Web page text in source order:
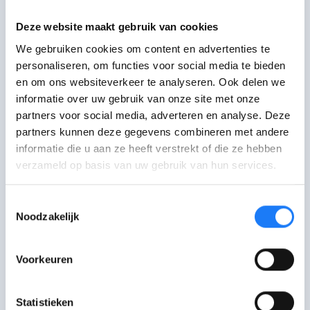
Deze website maakt gebruik van cookies
We gebruiken cookies om content en advertenties te
personaliseren, om functies voor social media te bieden
en om ons websiteverkeer te analyseren. Ook delen we
informatie over uw gebruik van onze site met onze
partners voor social media, adverteren en analyse. Deze
partners kunnen deze gegevens combineren met andere
informatie die u aan ze heeft verstrekt of die ze hebben
verzameld op basis van uw gebruik van hun services.
Noodzakelijk
Voorkeuren
Statistieken
niet zo goed kende heeft beslist
over mijn lot, mijn leven, mijn
gezondheid.”
Tom, personage uit het toneelstuk
'Gesmoor'
FOTO: Ba Ba
0800 11 100. Maandag-vrijdag 15:00-19:00